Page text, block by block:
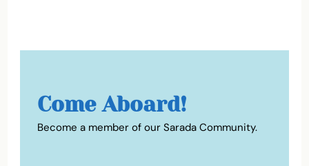
Come Aboard!
Become a member of our Sarada Community.